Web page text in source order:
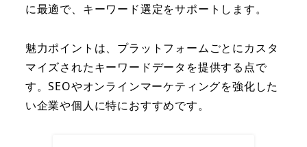
に最適で、キーワード選定をサポートします。
魅力ポイントは、プラットフォームごとにカスタ
マイズされたキーワードデータを提供する点で
す。SEOやオンラインマーケティングを強化した
い企業や個人に特におすすめです。